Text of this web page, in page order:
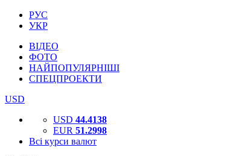
РУС
УКР
ВІДЕО
ФОТО
НАЙПОПУЛЯРНІШІ
СПЕЦПРОЕКТИ
USD
USD 44.4138
EUR 51.2998
Всі курси валют